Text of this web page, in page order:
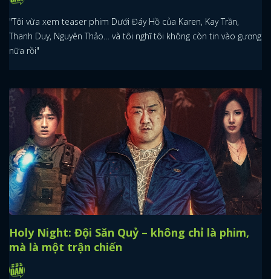
"Tôi vừa xem teaser phim Dưới Đáy Hồ của Karen, Kay Trần,
Thanh Duy, Nguyên Thảo… và tôi nghĩ tôi không còn tin vào gương
nữa rồi"
Holy Night: Đội Săn Quỷ – không chỉ là phim,
mà là một trận chiến